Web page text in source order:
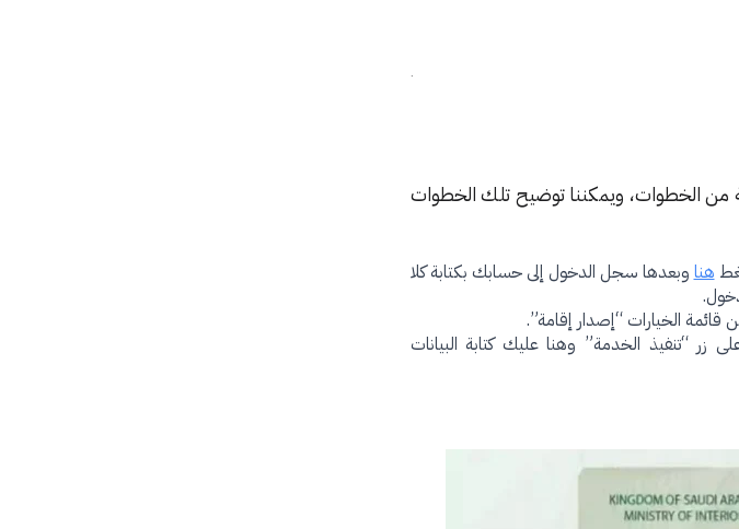
من الخطوات، ويمكننا توضيح تلك الخطوات
هنا وبعدها سجل الدخول إلى حسابك بكتابة كلا
الخيارات “إصدار إقامة”.
زر “تنفيذ الخدمة” وهنا عليك كتابة البيانات